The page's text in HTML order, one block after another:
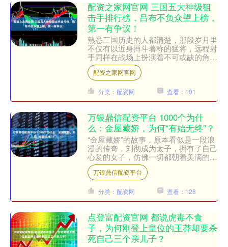
配资之家网官网 三国五大神级狙
击手排行榜，吕布不负众望上榜，
第一有争议！
熟悉三国历史的人都清楚，那段岁月里
不仅有以近身搏斗著称的猛将，远程射
手同样在战场上扮演着不可或缺的角
色。弓箭是最常见且杀伤力极强的武器
之一。在《三国演义》里，名....
配资之家网官网
分类：配资网 查看：101
万银鼎信配资平台 1000个为什
么：金屋藏娇，为何“有始无终”？
“金屋藏娇”的故事，原本看似是一段浪
漫的传奇，刘彻成为太子，拥有了自己
心爱的女子，仿佛一切都朝着美满的结
局发展。然而，事与愿违，背后的曲折
和阴谋却让这段故事显得....
万银鼎信配资平台
分类：配资网 查看：128
点登富配资官网 都说虎毒不食
子，为何刚登上皇位的王莽却要杀
死自己三个亲儿子？